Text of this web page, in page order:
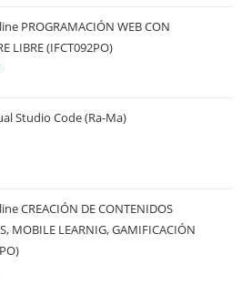
PROGRAMACIÓN WEB CON
LIBRE (IFCT092PO)
Studio Code (Ra-Ma)
CREACIÓN DE CONTENIDOS
MOBILE LEARNIG, GAMIFICACIÓN